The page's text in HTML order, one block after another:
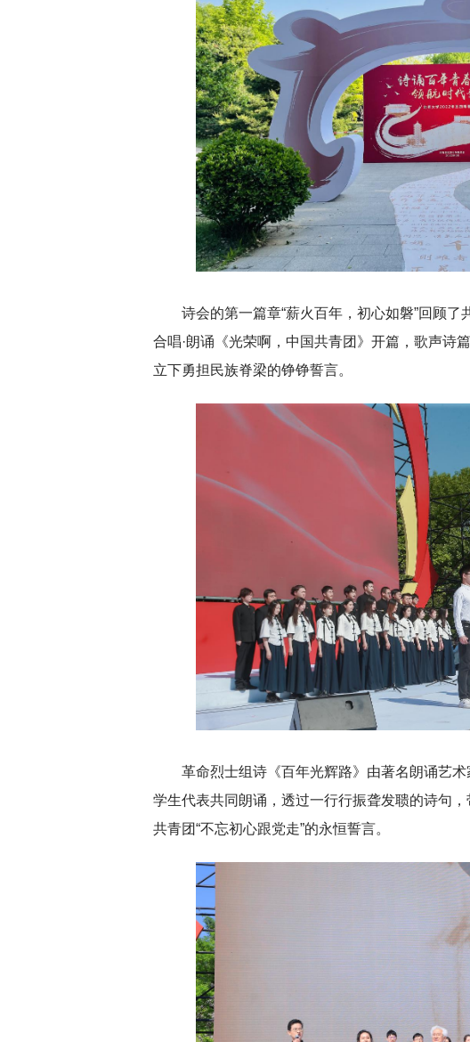
诗会的第一篇章“薪火百年，初心如磐”回顾
合唱·朗诵《光荣啊，中国共青团》开篇，歌声诗
立下勇担民族脊梁的铮铮誓言。
革命烈士组诗《百年光辉路》由著名朗诵艺
学生代表共同朗诵，透过一行行振聋发聩的诗句
共青团“不忘初心跟党走”的永恒誓言。